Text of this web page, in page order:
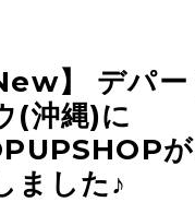
】 デパ
(沖縄)に
ました♪